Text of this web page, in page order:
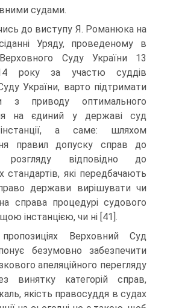
судами.
до виступу Я. Романюка на
Уряду, проведеному в
Суду України 13
року за участю суддів
України, варто підтримати
з приводу оптимального
на єдиний у державі суд
інстанції, а саме: шляхом
правил допуску справ до
розгляду відповідно до
стандартів, які передбачають
держави вирішувати чи
справа процедурі судового
інстанцією, чи ні [41].
Верховний Суд
безумовно забезпечити
апеляційного перегляду
винятку категорій справ,
якість правосуддя в судах